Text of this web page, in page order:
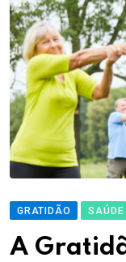
GRATIDÃO SAÚDE
A